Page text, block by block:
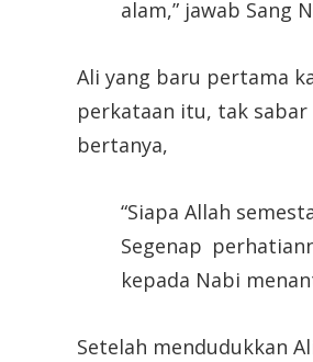
alam,” jawab Sang
Ali yang baru pertama
perkataan itu, tak
bertanya,
“Siapa Allah
Segenap
kepada Nabi
Setelah mendudukkan